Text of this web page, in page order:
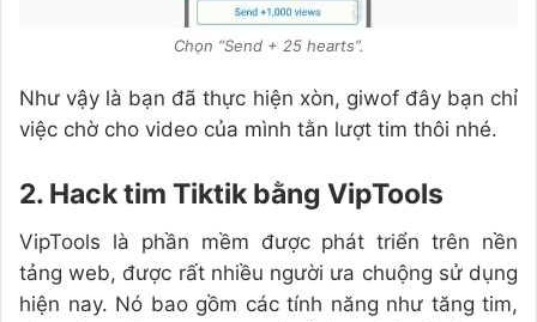
Chọn “Send + 25 hearts”.
Như vậy là bạn đã thực hiện xòn, giwof đây bạn chỉ
việc chờ cho video của mình tằn lượt tim thôi nhé.
2. Hack tim Tiktik bằng VipTools
VipTools là phần mềm được phát triển trên nền
tảng web, được rất nhiều người ưa chuộng sử dụng
hiện nay. Nó bao gồm các tính năng như tăng tim,